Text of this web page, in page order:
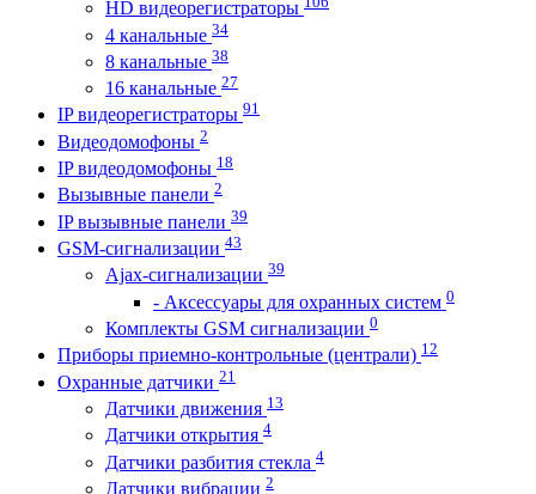
HD видеорегистраторы
4 канальные 34
8 канальные 38
16 канальные 27
IP видеорегистраторы 91
Видеодомофоны 2
IP видеодомофоны 18
Вызывные панели 2
IP вызывные панели 39
GSM-сигнализации 43
Ajax-сигнализации 39
- Аксессуары для охранных систем 0
Комплекты GSM сигнализации 0
Приборы приемно-контрольные (централи) 12
Охранные датчики 21
Датчики движения 13
Датчики открытия 4
Датчики разбития стекла 4
Датчики вибрации 2